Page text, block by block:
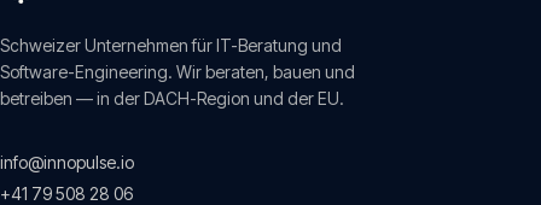
Schweizer Unternehmen für IT-Beratung und
Software-Engineering. Wir beraten, bauen und
betreiben — in der DACH-Region und der EU.
info@innopulse.io
+41 79 508 28 06